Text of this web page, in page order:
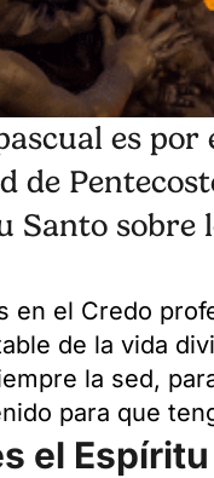
es
de
Santo sobre
en el Credo
de la vida
la sed,
para que
el